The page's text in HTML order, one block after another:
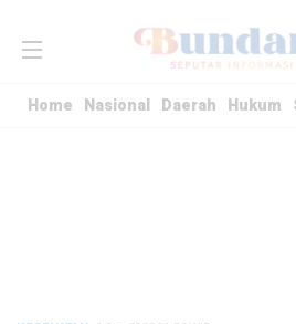
Home Nasional Daerah Hukum